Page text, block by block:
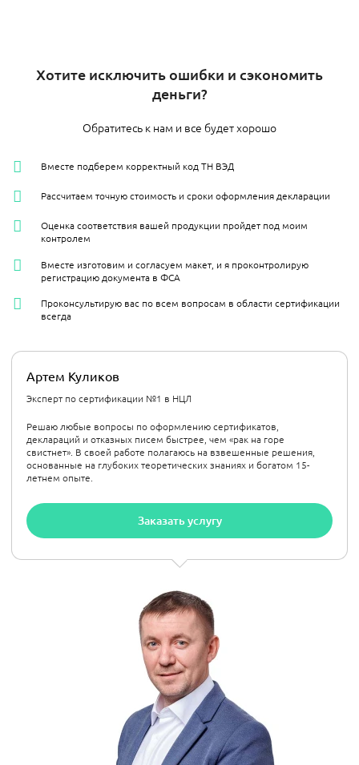
Хотите исключить ошибки и сэкономить
деньги?
Обратитесь к нам и все будет хорошо
Артем Куликов
Эксперт по сертификации №1 в НЦЛ
Решаю любые вопросы по оформлению сертификатов,
деклараций и отказных писем быстрее, чем «рак на горе
свистнет». В своей работе полагаюсь на взвешенные решения,
основанные на глубоких теоретических знаниях и богатом 15-
летнем опыте.
Заказать услугу
Вместе подберем корректный код ТН ВЭД
Рассчитаем точную стоимость и сроки оформления декларации
Оценка соответствия вашей продукции пройдет под моим
контролем
Вместе изготовим и согласуем макет, и я проконтролирую
регистрацию документа в ФСА
Проконсультирую вас по всем вопросам в области сертификации
всегда